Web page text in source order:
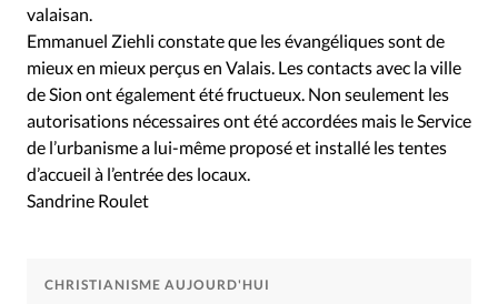
valaisan.
Emmanuel Ziehli constate que les évangéliques sont de
mieux en mieux perçus en Valais. Les contacts avec la ville
de Sion ont également été fructueux. Non seulement les
autorisations nécessaires ont été accordées mais le Service
de l’urbanisme a lui-même proposé et installé les tentes
d’accueil à l’entrée des locaux.
Sandrine Roulet
CHRISTIANISME AUJOURD'HUI